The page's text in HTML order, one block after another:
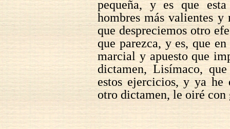
pequeña, y es que
hombres más valientes y
que despreciemos otro
que parezca, y es, que
marcial y apuesto que
dictamen, Lisímaco,
estos ejercicios, y ya he
otro dictamen, le oiré con